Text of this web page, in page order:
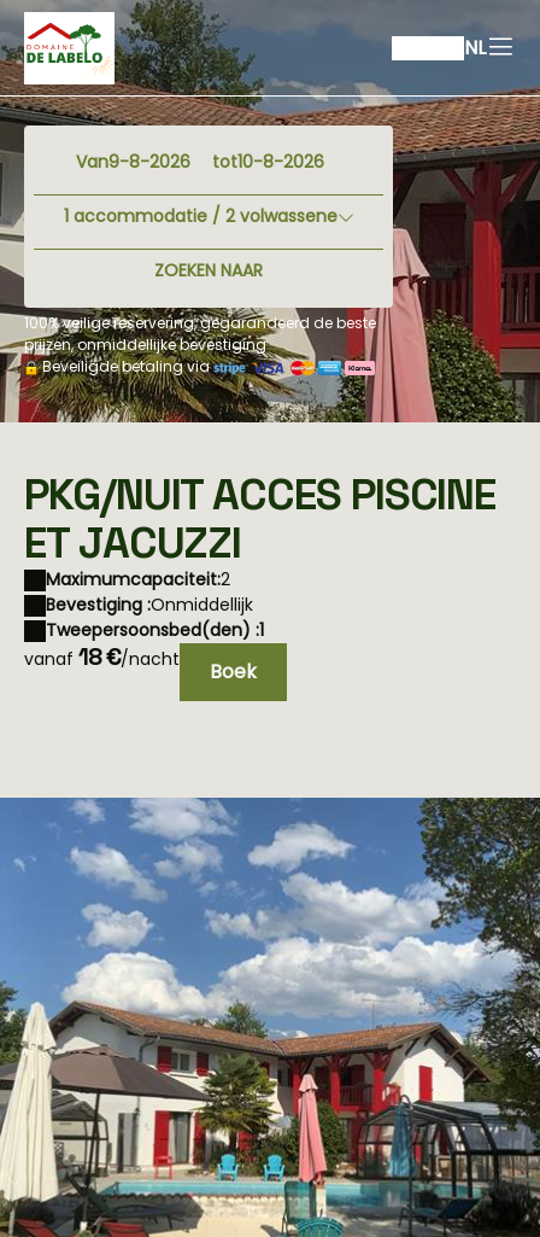
NL
Van tot
1 accommodatie / 2volwassene
ZOEKEN NAAR
100% veilige reservering, gegarandeerd de beste
prijzen, onmiddellijke bevestiging
Beveiligde betaling via
PKG/NUIT ACCES PISCINE
ET JACUZZI
Maximumcapaciteit:2
Bevestiging :Onmiddellijk
Tweepersoonsbed(den) :1
vanaf 18 €/nacht Boek